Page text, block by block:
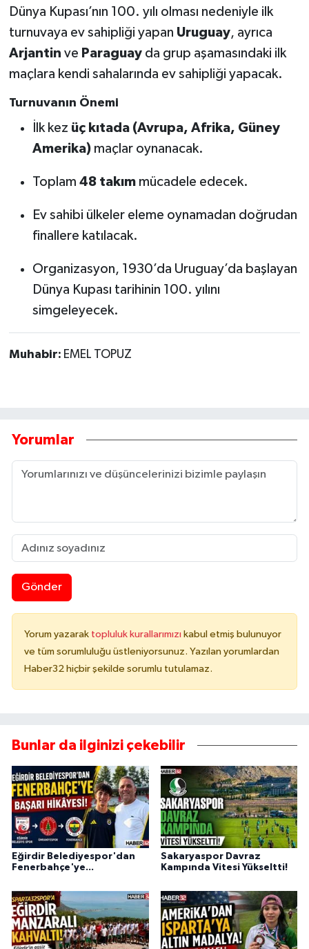
Dünya Kupası’nın 100. yılı olması nedeniyle ilk
turnuvaya ev sahipliği yapan Uruguay, ayrıca
Arjantin ve Paraguayda grup aşamasındaki ilk
maçlara kendi sahalarında ev sahipliği yapacak.
Turnuvanın Önemi
İlk kez üç kıtada (Avrupa, Afrika, Güney
Amerika)maçlar oynanacak.
Toplam 48 takımmücadele edecek.
Ev sahibi ülkeler eleme oynamadan doğrudan
finallere katılacak.
Organizasyon, 1930’da Uruguay’da başlayan
Dünya Kupası tarihinin 100. yılını
simgeleyecek.
Muhabir: EMEL TOPUZ
Yorumlar
Gönder
Yorum yazarak topluluk kurallarımızı kabul etmiş bulunuyor
ve tüm sorumluluğu üstleniyorsunuz. Yazılan yorumlardan
Haber32 hiçbir şekilde sorumlu tutulamaz.
Bunlar da ilginizi çekebilir
Eğirdir Belediyespor'dan
Fenerbahçe'ye...
Sakaryaspor Davraz
Kampında Vitesi Yükseltti!